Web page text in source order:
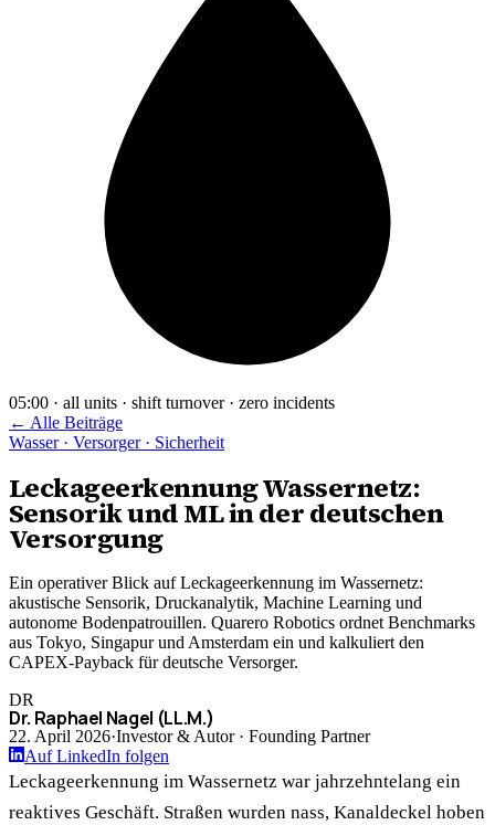
05:00 · all units · shift turnover · zero incidents
← Alle Beiträge
Wasser · Versorger · Sicherheit
Leckageerkennung Wassernetz:
Sensorik und ML in der deutschen
Versorgung
Ein operativer Blick auf Leckageerkennung im Wassernetz:
akustische Sensorik, Druckanalytik, Machine Learning und
autonome Bodenpatrouillen. Quarero Robotics ordnet Benchmarks
aus Tokyo, Singapur und Amsterdam ein und kalkuliert den
CAPEX-Payback für deutsche Versorger.
DR
Dr. Raphael Nagel (LL.M.)
22. April 2026·Investor & Autor · Founding Partner
Auf LinkedIn folgen
Leckageerkennung im Wassernetz war jahrzehntelang ein
reaktives Geschäft. Straßen wurden nass, Kanaldeckel hoben